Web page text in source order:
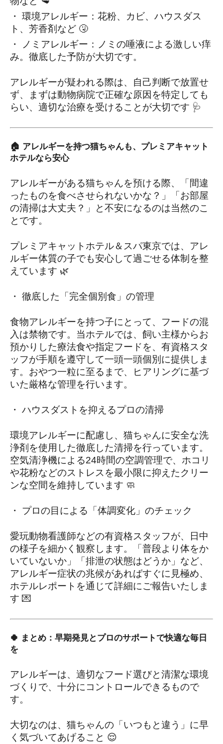
・ 環境アレルギー：花粉、カビ、ハウスダス
ト、芳香剤など 🤧
・ ノミアレルギー：ノミの唾液による激しい痒
み。徹底した予防が大切です。
アレルギーが疑われる際は、自己判断で放置せ
ず、まずは動物病院で正確な原因を特定しても
らい、適切な治療を受けることが大切です 🩺
🏠 アレルギーを持つ猫ちゃんも、プレミアキャット
ホテルなら安心
アレルギーがある猫ちゃんを預ける際、「間違
ったものを食べさせられないかな？」「お部屋
の清掃は大丈夫？」と不安になるのは当然のこ
とです。
プレミアキャットホテル＆スパ東京では、アレ
ルギー体質の子でも安心して過ごせる体制を整
えています 🌿
・ 徹底した「完全個別食」の管理
食物アレルギーを持つ子にとって、フードの混
入は禁物です。当ホテルでは、飼い主様からお
預かりした療法食や指定フードを、有資格スタ
ッフが手順を遵守して一頭一頭個別に提供しま
す。おやつ一粒に至るまで、ヒアリングに基づ
いた厳格な管理を行います。
・ ハウスダストを抑えるプロの清掃
環境アレルギーに配慮し、猫ちゃんに安全な洗
浄剤を使用した徹底した清掃を行っています。
空気清浄機による24時間の空調管理で、ホコリ
や花粉などのストレスを最小限に抑えたクリー
ンな空間を維持しています 🧼
・ プロの目による「体調変化」のチェック
愛玩動物看護師などの有資格スタッフが、日中
の様子を細かく観察します。「普段より体をか
いていないか」「排泄の状態はどうか」など、
アレルギー症状の兆候があればすぐに見極め、
ホテルレポートを通じて詳細にご報告いたしま
す 💌
🍀 まとめ：早期発見とプロのサポートで快適な毎日
を
アレルギーは、適切なフード選びと清潔な環境
づくりで、十分にコントロールできるもので
す。
大切なのは、猫ちゃんの「いつもと違う」に早
く気づいてあげること 😌